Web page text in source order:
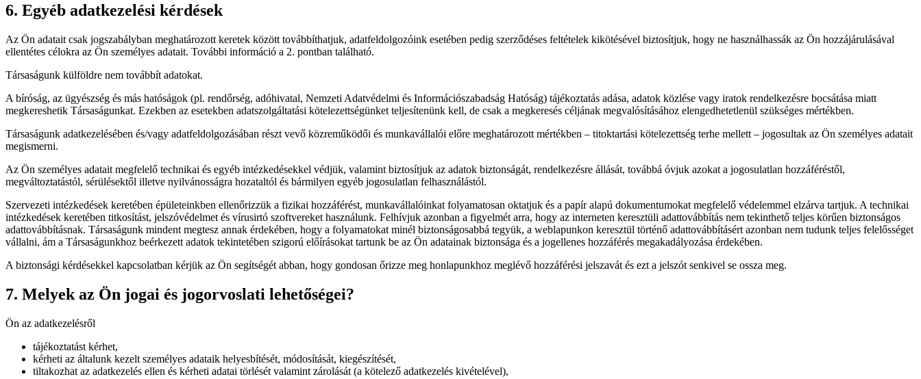
6. Egyéb adatkezelési kérdések
Az Ön adatait csak jogszabályban meghatározott keretek között továbbíthatjuk, adatfeldolgozóink esetében pedig szerződéses feltételek kikötésével biztosítjuk, hogy ne használhassák az Ön hozzájárulásával
ellentétes célokra az Ön személyes adatait. További információ a 2. pontban található.
Társaságunk külföldre nem továbbít adatokat.
A bíróság, az ügyészség és más hatóságok (pl. rendőrség, adóhivatal, Nemzeti Adatvédelmi és Információszabadság Hatóság) tájékoztatás adása, adatok közlése vagy iratok rendelkezésre bocsátása miatt
megkereshetik Társaságunkat. Ezekben az esetekben adatszolgáltatási kötelezettségünket teljesítenünk kell, de csak a megkeresés céljának megvalósításához elengedhetetlenül szükséges mértékben.
Társaságunk adatkezelésében és/vagy adatfeldolgozásában részt vevő közreműködői és munkavállalói előre meghatározott mértékben – titoktartási kötelezettség terhe mellett – jogosultak az Ön személyes adatait
megismerni.
Az Ön személyes adatait megfelelő technikai és egyéb intézkedésekkel védjük, valamint biztosítjuk az adatok biztonságát, rendelkezésre állását, továbbá óvjuk azokat a jogosulatlan hozzáféréstől,
megváltoztatástól, sérülésektől illetve nyilvánosságra hozataltól és bármilyen egyéb jogosulatlan felhasználástól.
Szervezeti intézkedések keretében épületeinkben ellenőrizzük a fizikai hozzáférést, munkavállalóinkat folyamatosan oktatjuk és a papír alapú dokumentumokat megfelelő védelemmel elzárva tartjuk. A technikai
intézkedések keretében titkosítást, jelszóvédelmet és vírusirtó szoftvereket használunk. Felhívjuk azonban a figyelmét arra, hogy az interneten keresztüli adattovábbítás nem tekinthető teljes körűen biztonságos
adattovábbításnak. Társaságunk mindent megtesz annak érdekében, hogy a folyamatokat minél biztonságosabbá tegyük, a weblapunkon keresztül történő adattovábbításért azonban nem tudunk teljes felelősséget
vállalni, ám a Társaságunkhoz beérkezett adatok tekintetében szigorú előírásokat tartunk be az Ön adatainak biztonsága és a jogellenes hozzáférés megakadályozása érdekében.
A biztonsági kérdésekkel kapcsolatban kérjük az Ön segítségét abban, hogy gondosan őrizze meg honlapunkhoz meglévő hozzáférési jelszavát és ezt a jelszót senkivel se ossza meg.
7. Melyek az Ön jogai és jogorvoslati lehetőségei?
Ön az adatkezelésről
tájékoztatást kérhet,
kérheti az általunk kezelt személyes adataik helyesbítését, módosítását, kiegészítését,
tiltakozhat az adatkezelés ellen és kérheti adatai törlését valamint zárolását (a kötelező adatkezelés kivételével),